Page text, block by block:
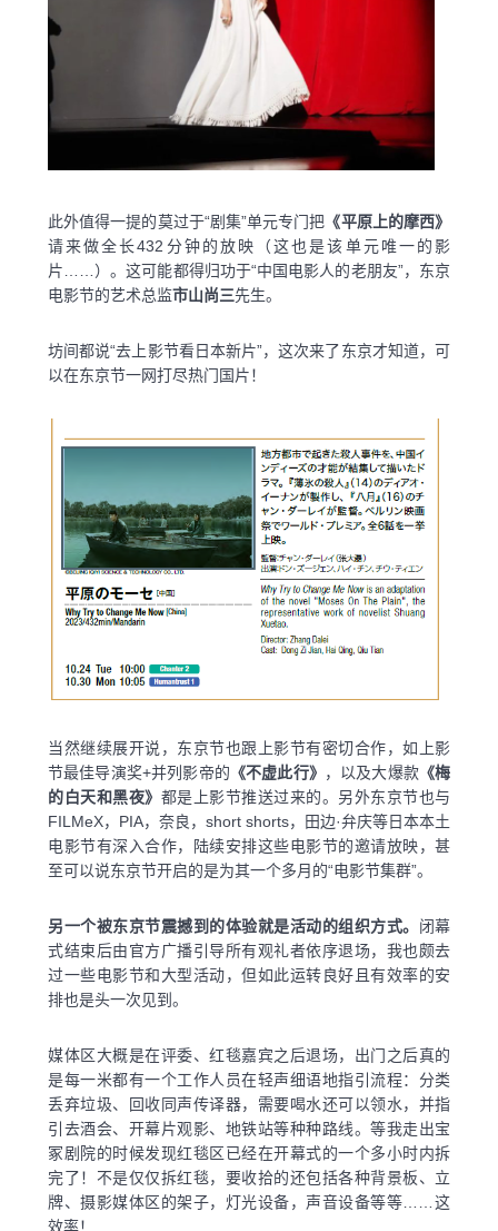
此外值得一提的莫过于“剧集”单元专门把 《平原上的摩西》
请来做全长432分钟的放映（这也是该单元唯一的影
片……）。这可能都得归功于“中国电影人的老朋友”，东京
电影节的艺术总监市山尚三先生。
坊间都说“去上影节看日本新片”，这次来了东京才知道，可
以在东京节一网打尽热门国片！
当然继续展开说，东京节也跟上影节有密切合作，如上影
节最佳导演奖+并列影帝的 《不虚此行》 ，以及大爆款《梅
的白天和黑夜》 都是上影节推送过来的。另外东京节也与
FILMeX，PIA，奈良，short shorts，田边·弁庆等日本本土
电影节有深入合作，陆续安排这些电影节的邀请放映，甚
至可以说东京节开启的是为其一个多月的“电影节集群”。
另一个被东京节震撼到的体验就是活动的组织方式。 闭幕
式结束后由官方广播引导所有观礼者依序退场，我也颇去
过一些电影节和大型活动，但如此运转良好且有效率的安
排也是头一次见到。
媒体区大概是在评委、红毯嘉宾之后退场，出门之后真的
是每一米都有一个工作人员在轻声细语地指引流程：分类
丢弃垃圾、回收同声传译器，需要喝水还可以领水，并指
引去酒会、开幕片观影、地铁站等种种路线。等我走出宝
冢剧院的时候发现红毯区已经在开幕式的一个多小时内拆
完了！不是仅仅拆红毯，要收拾的还包括各种背景板、立
牌、摄影媒体区的架子，灯光设备，声音设备等等……这
效率！